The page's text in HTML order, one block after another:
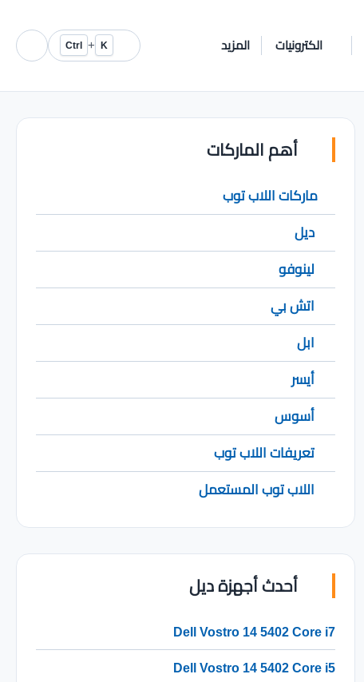
الكترونيات المزيد K
+
Ctrl
أهم الماركات
ماركات اللاب توب
ديل
لينوفو
اتش بي
ابل
أيسر
أسوس
تعريفات اللاب توب
اللاب توب المستعمل
أحدث أجهزة ديل
Dell Vostro 14 5402 Core i7
Dell Vostro 14 5402 Core i5